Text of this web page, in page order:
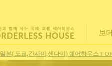
보
일본( 도쿄,간사이,센다이) 쉐어하우스